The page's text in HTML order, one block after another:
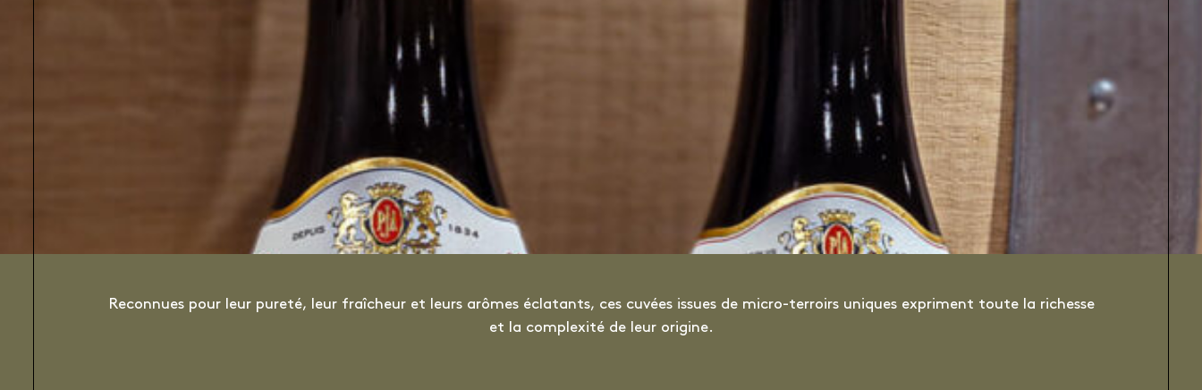
Reconnues pour leur pureté, leur fraîcheur et leurs arômes éclatants, ces cuvées issues de micro-terroirs uniques expriment toute la richesse
et la complexité de leur origine.